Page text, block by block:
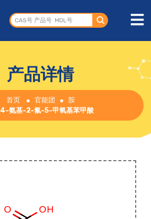
产品详情
首页 官能团
胺
4-氨基-2-氟-5-甲氧基苯甲酸